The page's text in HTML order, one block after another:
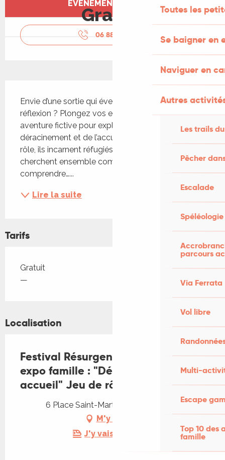
Toutes les
Se baigner en
Naviguer en
Autres
Les trails
Pêcher
Escalade
Spéléologie
parcours
Via Ferrata
Vol libre
Multi-
Escape
Top 10 des
famille
ÉVÉNEMENT TERMINÉ
Gratuit
06 88 63 25
Envie d’une sortie qui éveille la curiosité et la
réflexion ? Plongez vos enfants dans une
aventure fictive pour explorer les questions du
déracinement et de l’accueil. À travers des jeux de
rôle, ils incarnent réfugiés ou habitants et
cherchent ensemble comment accueillir, partager,
comprendre…...
Lire la suite
Tarifs
Tarifs 2026
Gratuit
—
Localisation
Festival Résurgence IX : Visite
expo famille : "Déracinement et
accueil" Jeu de rôle
6 Place Saint-Martin, 46200 Souillac
M'y rendre
J'y vais en train !